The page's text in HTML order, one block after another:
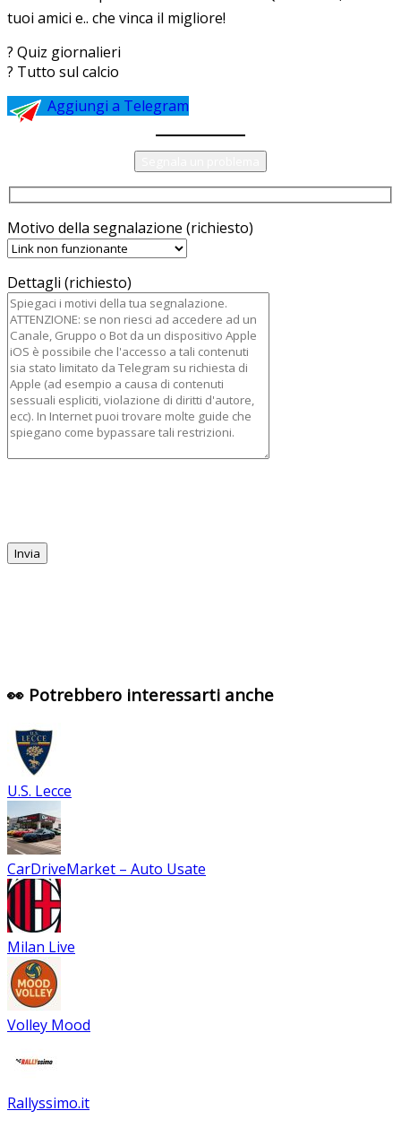
tuoi amici e.. che vinca il migliore!
? Quiz giornalieri
? Tutto sul calcio
Aggiungi a Telegram
Motivo della segnalazione (richiesto)
Dettagli (richiesto)
👀 Potrebbero interessarti anche
U.S. Lecce
CarDriveMarket – Auto Usate
Milan Live
Volley Mood
Rallyssimo.it